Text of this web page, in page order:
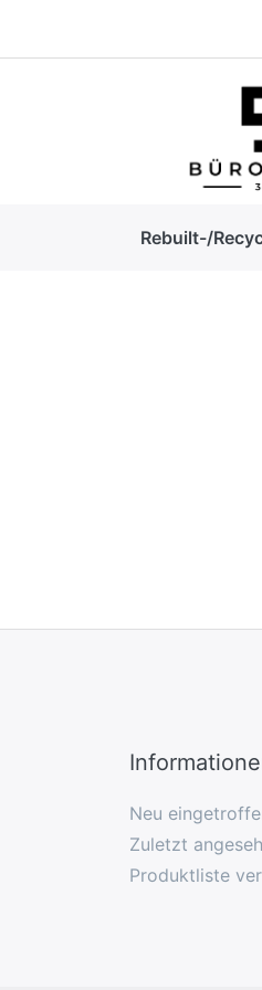
Rebuilt-/
Neu
Zuletzt
Produktliste